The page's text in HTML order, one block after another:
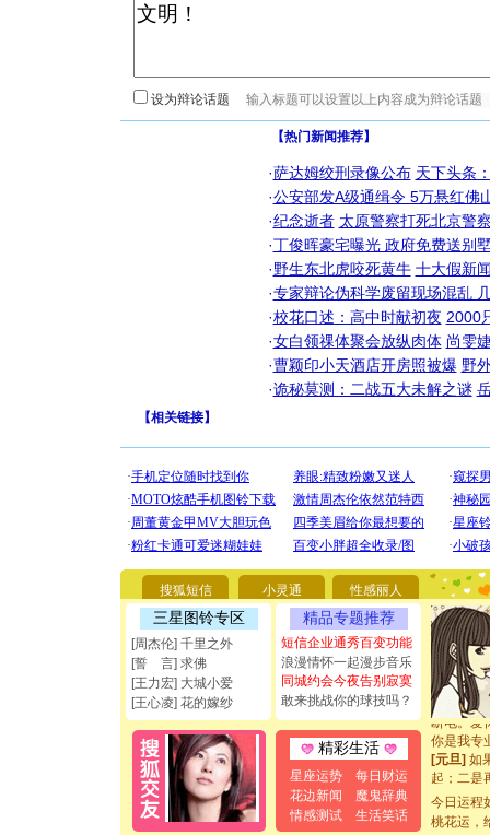
设为辩论话题
【热门新闻推荐】
·萨达姆绞刑录像公布 天下头条
·公安部发A级通缉令 5万悬红佛
·纪念逝者 太原警察打死北京警
·丁俊晖豪宅曝光 政府免费送别
·野生东北虎咬死黄牛 十大假新
·专家辩论伪科学废留现场混乱
·校花口述：高中时献初夜 2000
·女白领祼体聚会放纵肉体 尚雯
·曹颖印小天酒店开房照被爆 野
·诡秘莫测：二战五大未解之谜
【相关链接】
搜狐短信 小灵通 性感丽人
三星图铃专区
[周杰伦] 千里之外
[誓 言] 求佛
[王力宏] 大城小爱
[王心凌] 花的嫁纱
精品专题推荐
短信企业通秀百变功能
浪漫情怀一起漫步音乐
同城约会今夜告别寂寞
敢来挑战你的球技吗？
精彩生活
星座运势
每日财运
花边新闻
魔鬼辞典
情感测试
生活笑话
[圣诞节]
你太多，
要平安
[圣诞节]
能正大光
都要快乐
[圣诞节]
如意,快
[元旦]看
断电。爱
你是我专
[元旦]如
起；二是
[元旦]当
泣，这痛
今日运程
桃花运，